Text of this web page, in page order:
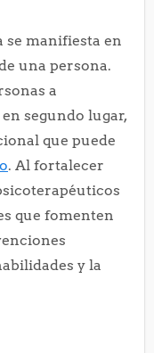
se manifiesta en
una persona.
a
segundo lugar,
que puede
. Al fortalecer
que fomenten
y la